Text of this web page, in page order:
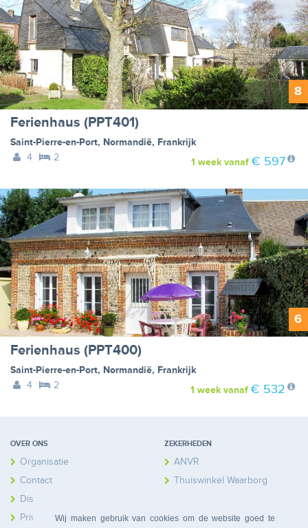
Wij maken gebruik van cookies om de website goed te
8
Ferienhaus (PPT401)
Saint-Pierre-en-Port, Normandië, Frankrijk
4
2 1 weekvanaf € 597
6
Ferienhaus (PPT400)
Saint-Pierre-en-Port, Normandië, Frankrijk
4
2 1 weekvanaf € 532
OVER ONS
Organisatie
Contact
Disclaimer
Privacy
ZEKERHEDEN
ANVR
Thuiswinkel Waarborg